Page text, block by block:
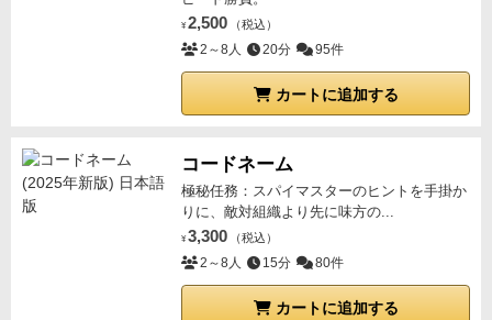
¥ 2,500 （税込）
2～8人 20分 95件
カートに追加する
コードネーム
極秘任務：スパイマスターのヒントを手掛か
りに、敵対組織より先に味方の...
¥ 3,300 （税込）
2～8人 15分 80件
カートに追加する